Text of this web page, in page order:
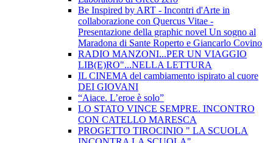
Be Inspired by ART - Incontri d'Arte in
collaborazione con Quercus Vitae -
Presentazione della graphic novel Un sogno al
Maradona di Sante Roperto e Giancarlo Covino
RADIO MANZONI...PER UN VIAGGIO
LIB(E)RO"...NELLA LETTURA
IL CINEMA del cambiamento ispirato al cuore
DEI GIOVANI
“Aiace. L’eroe è solo”
LO STATO VINCE SEMPRE. INCONTRO
CON CATELLO MARESCA
PROGETTO TIROCINIO " LA SCUOLA